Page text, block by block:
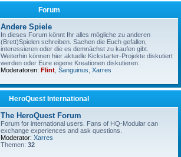
Forum
Andere Spiele
In dieses Forum könnt Ihr alles mögliche zu anderen
(Brett)Spielen schreiben. Sachen die Euch gefallen,
interessieren oder die es demnächst zu kaufen gibt.
Weiterhin können hier aktuelle Kickstarter-Projekte diskutiert
werden oder Eure eigene Kreationen diskutieren.
Moderatoren: Flint Sanguinus Xarres
HeroQuest International
The HeroQuest Forum
Forum for international users. Fans of HQ-Modular can
exchange experiences and ask questions.
Moderator: Xarres
Themen: 32